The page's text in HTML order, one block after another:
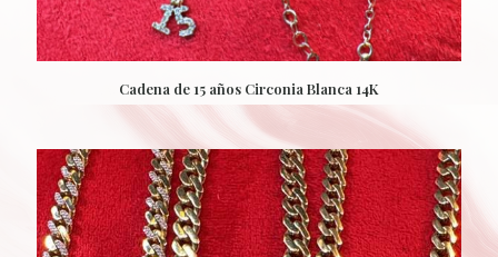
Cadena de 15 años Circonia Blanca 14K